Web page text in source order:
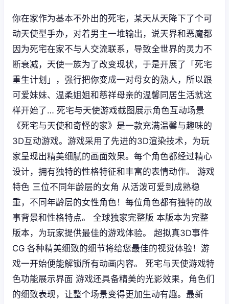
你在家作为基本不外出的死宅，某天从天降下了个可
动天使型手办，对着男主一堆输出，说天界和恶魔都
因为死宅在家不与人交流联系，导致全世界的灵力不
断衰减，天使一族为了改变现状，于是开展了「死宅
重生计划」，强行把你变成一对母女的熟人，所以跟
可爱妹妹、温柔姐姐和慈祥母亲的温馨同居生活就这
样开始了… 死宅与天使游戏截图展示角色互动场景
《死宅与天使和奇怪的家》是一款充满温馨与趣味的
3D互动游戏。游戏采用了先进的3D渲染技术，为玩
家呈现出精美细腻的画面效果。每个角色都经过精心
设计，拥有独特的性格特征和丰富的表情动作。 游戏
特色 三位不同年龄层的女角 从活泼可爱到成熟稳
重，不同年龄层的女性角色！每位角色都有独特的故
事背景和性格特点。 全球独家完整版 本版本为完整
版本，为玩家提供最佳的游戏体验。 超拟真3D事件
CG 各种精美细致的细节将给您最佳的视觉体验！游
戏一开始便能解锁所有动画内容。 死宅与天使游戏特
色功能展示界面 游戏还具备精美的光影效果，角色们
的细致表现，让整个场景变得更加生动有趣。最新